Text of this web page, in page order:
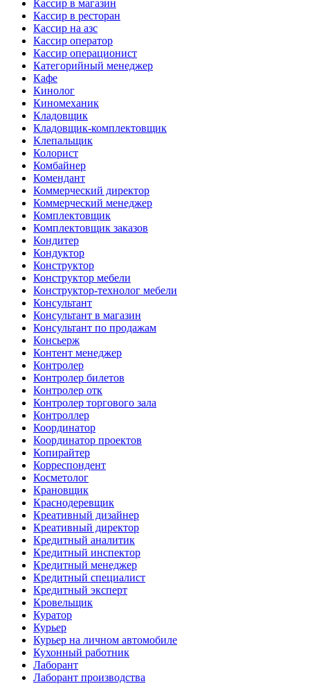
Кассир в магазин
Кассир в ресторан
Кассир на азс
Кассир оператор
Кассир операционист
Категорийный менеджер
Кафе
Кинолог
Киномеханик
Кладовщик
Кладовщик-комплектовщик
Клепальщик
Колорист
Комбайнер
Комендант
Коммерческий директор
Коммерческий менеджер
Комплектовщик
Комплектовщик заказов
Кондитер
Кондуктор
Конструктор
Конструктор мебели
Конструктор-технолог мебели
Консультант
Консультант в магазин
Консультант по продажам
Консьерж
Контент менеджер
Контролер
Контролер билетов
Контролер отк
Контролер торгового зала
Контроллер
Координатор
Координатор проектов
Копирайтер
Корреспондент
Косметолог
Крановщик
Краснодеревщик
Креативный дизайнер
Креативный директор
Кредитный аналитик
Кредитный инспектор
Кредитный менеджер
Кредитный специалист
Кредитный эксперт
Кровельщик
Куратор
Курьер
Курьер на личном автомобиле
Кухонный работник
Лаборант
Лаборант производства